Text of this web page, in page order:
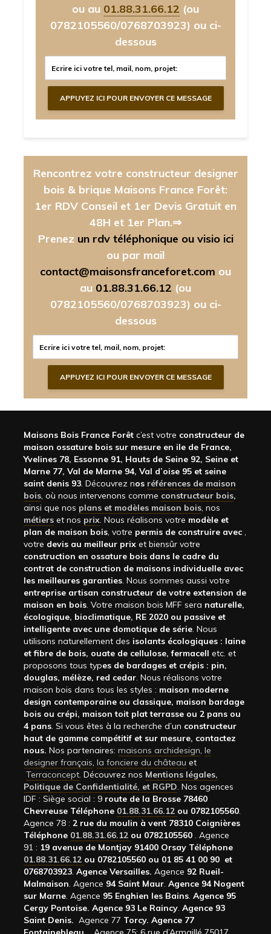
ou au 01.88.31.66.12 (ou
0782105560/0768703923) ou ci-
dessous
Rencontrez votre constructeur designer
bois & brique Maisons France Forêt:
1er RDV Conseil et 1er Devis Gratuit en
48H et 1er Plan.⇒
Prenez un rdv téléphonique ou visio ici
ou par mail
contact@maisonsfranceforet.com ou
au 01.88.31.66.12 (ou
0782105560/0768703923) ou ci-
dessous
Maisons Bois France Forêt c’est votre constructeur de
maison ossature bois sur mesure en ile de France,
Yvelines 78, Essonne 91, Hauts de Seine 92, Seine et
Marne 77, Val de Marne 94, Val d’oise 95 et seine
saint denis 93. Découvrez nos références de maison
bois, où nous intervenons comme constructeur bois,
ainsi que nos plans et modèles maison bois, nos
métiers et nos prix. Nous réalisons votre modèle et
plan de maison bois, votre permis de construire avec ,
votre devis au meilleur prix et biensûr votre
construction en ossature bois dans le cadre du
contrat de construction de maisons individuelle avec
les meilleures garanties. Nous sommes aussi votre
entreprise artisan constructeur de votre extension de
maison en bois. Votre maison bois MFF sera naturelle,
écologique, bioclimatique, RE 2020 ou passive et
intelligente avec une domotique de série. Nous
utilisons naturellement des isolants écologiques : laine
et fibre de bois, ouate de cellulose, fermacell etc. et
proposons tous types de bardages et crépis : pin,
douglas, mélèze, red cedar. Nous réalisons votre
maison bois dans tous les styles : maison moderne
design contemporaine ou classique, maison bardage
bois ou crépi, maison toit plat terrasse ou 2 pans ou
4 pans. Si vous êtes à la recherche d’un constructeur
haut de gamme compétitif et sur mesure, contactez
nous. Nos partenaires: maisons archidesign, le
designer français, la fonciere du château et
Terraconcept. Découvrez nos Mentions légales,
Politique de Confidentialité, et RGPD. Nos agences
IDF : Siège social : 9 route de la Brosse 78460
Chevreuse Téléphone 01.88.31.66.12 ou 0782105560.
Agence 78 : 2 rue du moulin à vent 78310 Coignières
Téléphone 01.88.31.66.12 ou 0782105560 . Agence
91 : 19 avenue de Montjay 91400 Orsay Téléphone
01.88.31.66.12 ou 0782105560 ou 01 85 41 00 90 et
0768703923. Agence Versailles. Agence 92 Rueil-
Malmaison. Agence 94 Saint Maur. Agence 94 Nogent
sur Marne. Agence 95 Enghien les Bains. Agence 95
Cergy Pontoise. Agence 93 Le Raincy. Agence 93
Saint Denis. Agence 77 Torcy. Agence 77